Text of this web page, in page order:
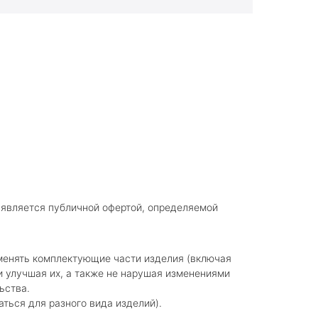
публичной офертой, определяемой
комплектующие части изделия (включая
их, а также не нарушая изменениями
для разного вида изделий).